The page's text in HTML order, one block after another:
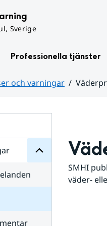
Sverige
Professionella tjänster
och varningar
för
varningar
SMHI
väder-